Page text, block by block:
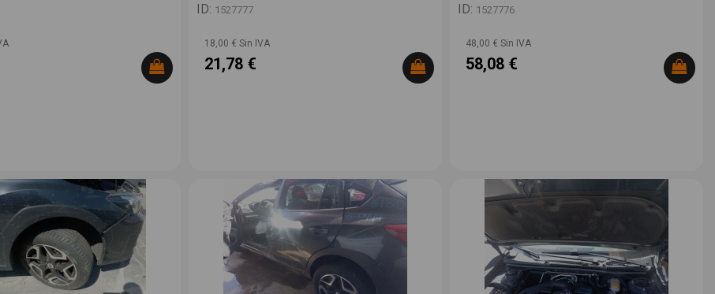
ID: 1527777
18,00 € Sin IVA
21,78 €
ID: 1527776
48,00 € Sin IVA
58,08 €